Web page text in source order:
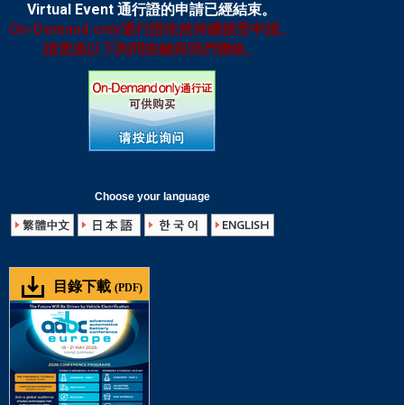
Virtual Event 通行證的申請已經結束。
On-Demand only通行證依然持續接受申請。
請透過以下詢問按鍵與我們聯絡。
Choose your language
目錄下載 (PDF)